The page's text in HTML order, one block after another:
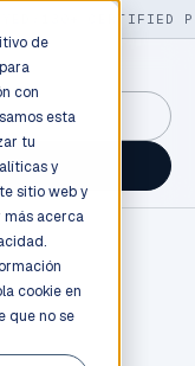
de
con
esta
tu
y
sitio web y
más acerca
cookie en
que no se
130+ CERTIFIED
→